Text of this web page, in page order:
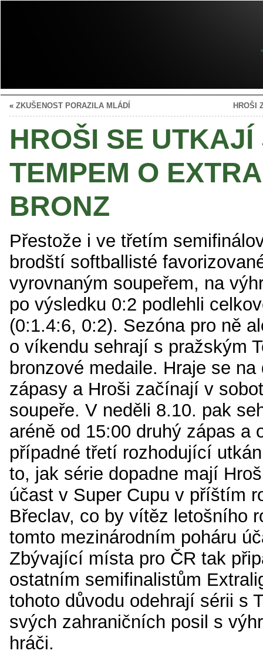
« ZKUŠENOST PORAZILA MLÁDÍ HROŠI
HROŠI SE UTKAJÍ
TEMPEM O
BRONZ
Přestože i ve třetím
brodští softballisté
vyrovnaným soupeřem, na
po výsledku 0:2 podlehli
(0:1.4:6, 0:2). Sezóna pro ně
o víkendu sehrají s pražským
bronzové medaile. Hraje se
zápasy a Hroši začínají v
soupeře. V neděli 8.10. pak
aréně od 15:00 druhý zápas a
případné třetí rozhodující
to, jak série dopadne mají
účast v Super Cupu v příštím
Břeclav, co by vítěz letošního
tomto mezinárodním poháru
Zbývající místa pro ČR tak
ostatním semifinalistům
tohoto důvodu odehrají sérii s
svých zahraničních posil s
hráči.